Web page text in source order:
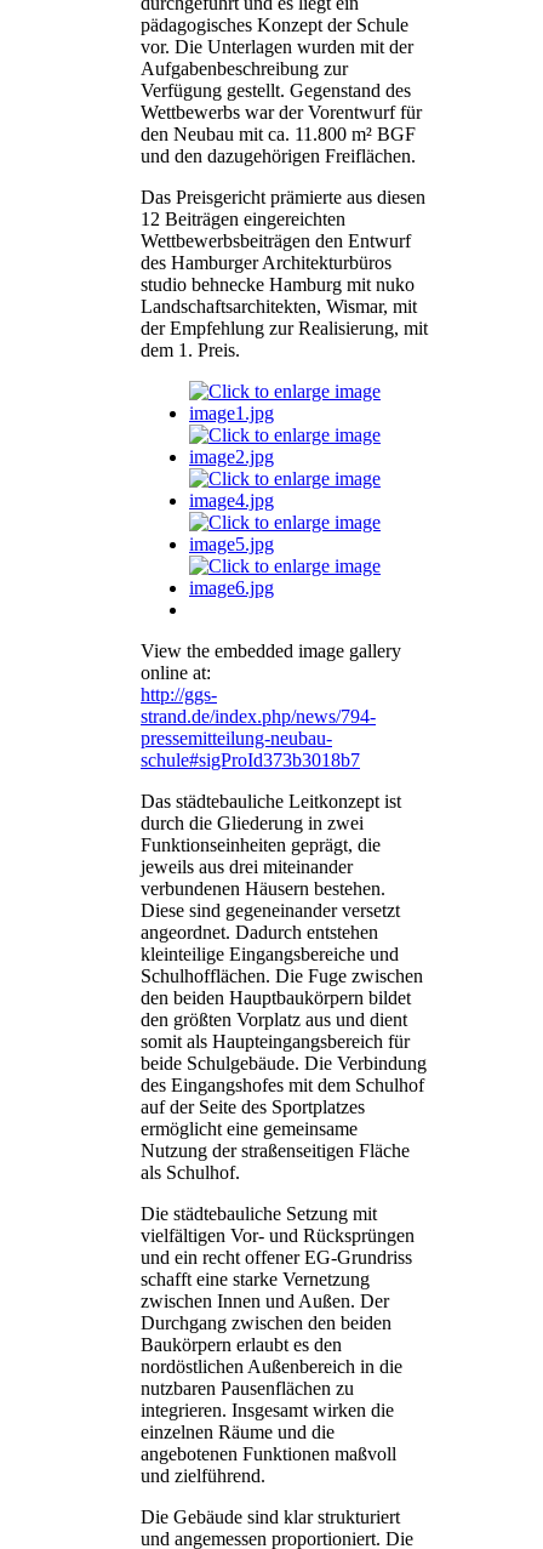
pädagogisches Konzept der Schule
vor. Die Unterlagen wurden mit der
Aufgabenbeschreibung zur
Verfügung gestellt. Gegenstand des
Wettbewerbs war der Vorentwurf für
den Neubau mit ca. 11.800 m² BGF
und den dazugehörigen Freiflächen.
Das Preisgericht prämierte aus diesen
12 Beiträgen eingereichten
Wettbewerbsbeiträgen den Entwurf
des Hamburger Architekturbüros
studio behnecke Hamburg mit nuko
Landschaftsarchitekten, Wismar, mit
der Empfehlung zur Realisierung, mit
dem 1. Preis.
View the embedded image gallery
online at:
http://ggs-
strand.de/index.php/news/794-
pressemitteilung-neubau-
schule#sigProId373b3018b7
Das städtebauliche Leitkonzept ist
durch die Gliederung in zwei
Funktionseinheiten geprägt, die
jeweils aus drei miteinander
verbundenen Häusern bestehen.
Diese sind gegeneinander versetzt
angeordnet. Dadurch entstehen
kleinteilige Eingangsbereiche und
Schulhofflächen. Die Fuge zwischen
den beiden Hauptbaukörpern bildet
den größten Vorplatz aus und dient
somit als Haupteingangsbereich für
beide Schulgebäude. Die Verbindung
des Eingangshofes mit dem Schulhof
auf der Seite des Sportplatzes
ermöglicht eine gemeinsame
Nutzung der straßenseitigen Fläche
als Schulhof.
Die städtebauliche Setzung mit
vielfältigen Vor- und Rücksprüngen
und ein recht offener EG-Grundriss
schafft eine starke Vernetzung
zwischen Innen und Außen. Der
Durchgang zwischen den beiden
Baukörpern erlaubt es den
nordöstlichen Außenbereich in die
nutzbaren Pausenflächen zu
integrieren. Insgesamt wirken die
einzelnen Räume und die
angebotenen Funktionen maßvoll
und zielführend.
Die Gebäude sind klar strukturiert
und angemessen proportioniert. Die